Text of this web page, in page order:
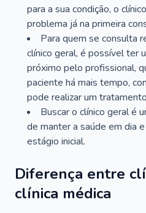
para a sua condição, o
problema já na primeira
Para quem se consulta
clínico geral, é possível ter
próximo pelo profissional,
paciente há mais tempo,
pode realizar um
Buscar o clínico geral é
de manter a saúde em dia
estágio inicial.
Diferença entre
clínica médica